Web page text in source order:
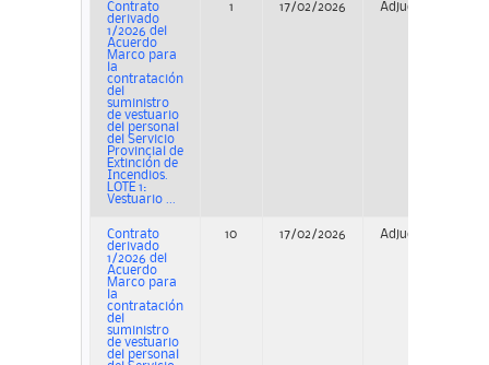
Contrato
derivado
1/2026 del
Acuerdo
Marco para
la
contratación
del
suministro
de vestuario
del personal
del Servicio
Provincial de
Extinción de
Incendios.
LOTE 1:
Vestuario ...
1 17/02/2026 Adjudicación
Contrato
derivado
1/2026 del
Acuerdo
Marco para
la
contratación
del
suministro
de vestuario
del personal
10 17/02/2026 Adjudicación